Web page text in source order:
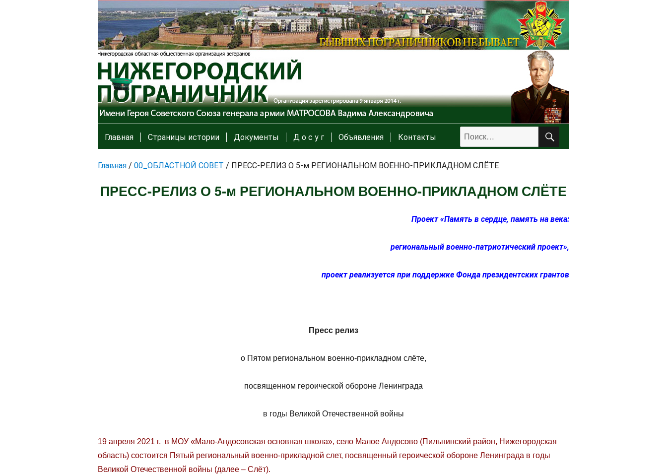
Искать: ПОИСК
Главная Страницы истории Документы Д о с у г Объявления Контакты
Главная / 00_ОБЛАСТНОЙ СОВЕТ / ПРЕСС-РЕЛИЗ О 5-м РЕГИОНАЛЬНОМ ВОЕННО-ПРИКЛАДНОМ СЛЁТЕ
ПРЕСС-РЕЛИЗ О 5-м РЕГИОНАЛЬНОМ ВОЕННО-ПРИКЛАДНОМ СЛЁТЕ
Проект «Память в сердце, память на века:
региональный военно-патриотический проект»,
проект реализуется при поддержке Фонда президентских грантов
Пресс релиз
о Пятом региональном военно-прикладном слёте,
посвященном героической обороне Ленинграда
в годы Великой Отечественной войны
19 апреля 2021 г. в МОУ «Мало-Андосовская основная школа», село Малое Андосово (Пильнинский район, Нижегородская
область) состоится Пятый региональный военно-прикладной слет, посвященный героической обороне Ленинграда в годы
Великой Отечественной войны (далее – Слёт).